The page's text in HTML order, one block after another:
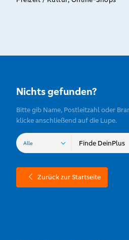
Nichts gefunden?
Bitte gib Name, Postleitzahl oder
klicke anschließend auf die Lupe.
Zurück zur Startseite